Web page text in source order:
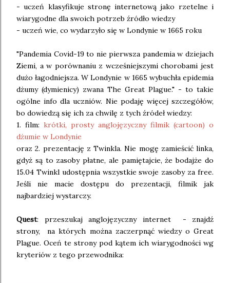
- uczeń klasyfikuje stronę internetową jako rzetelne i
wiarygodne dla swoich potrzeb źródło wiedzy
- uczeń wie, co wydarzyło się w Londynie w 1665 roku
"Pandemia Covid-19 to nie pierwsza pandemia w dziejach
Ziemi, a w porównaniu z wcześniejszymi chorobami jest
dużo łagodniejsza. W Londynie w 1665 wybuchła epidemia
dżumy (dymienicy) zwana The Great Plague." - to takie
ogólne info dla uczniów. Nie podaję więcej szczegółów,
bo dowiedzą się ich za chwilę z tych źródeł wiedzy:
1. film: krótki, prosty anglojęzyczny filmik (cartoon) o
dżumie w Londynie
oraz 2. prezentację z Twinkla. Nie mogę zamieścić linka,
gdyż są to zasoby płatne, ale pamiętajcie, że bodajże do
15.04 Twinkl udostępnia wszystkie swoje zasoby za free.
Jeśli nie macie dostępu do prezentacji, filmik jak
najbardziej wystarczy.
Quest: przeszukaj anglojęzyczny internet - znajdź
strony, na których można zaczerpnąć wiedzy o Great
Plague. Oceń te strony pod kątem ich wiarygodności wg
kryteriów z tego przewodnika: